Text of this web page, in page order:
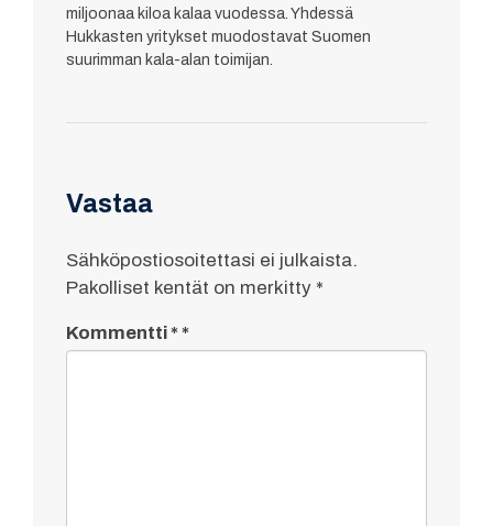
miljoonaa kiloa kalaa vuodessa. Yhdessä
Hukkasten yritykset muodostavat Suomen
suurimman kala-alan toimijan.
Vastaa
Sähköpostiosoitettasi ei julkaista.
Pakolliset kentät on merkitty *
Kommentti*